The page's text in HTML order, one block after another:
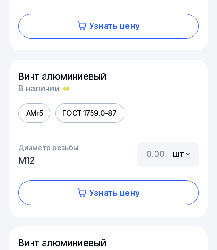
Узнать цену
Винт алюминиевый
В наличии
АМг5 ГОСТ 1759.0-87
Диаметр резьбы
М12
шт
Узнать цену
Винт алюминиевый